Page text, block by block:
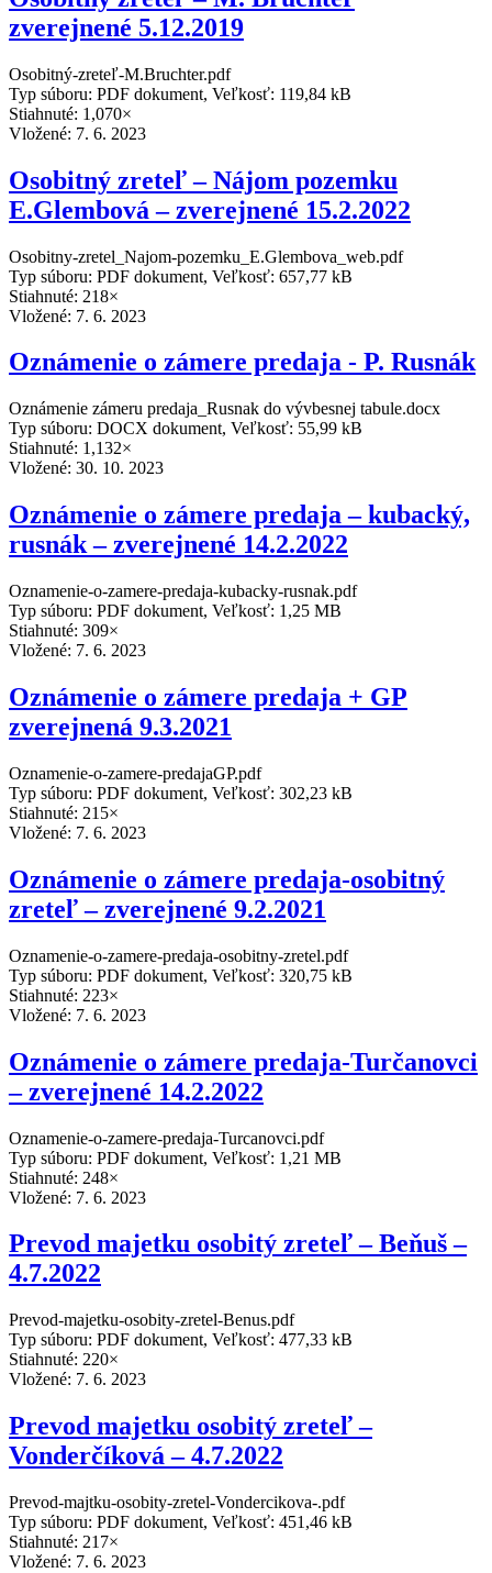
zverejnené 5.12.2019
Osobitný-zreteľ-M.Bruchter.pdf
Typ súboru: PDF dokument, Veľkosť: 119,84 kB
Stiahnuté: 1,070×
Vložené: 7. 6. 2023
Osobitný zreteľ – Nájom pozemku
E.Glembová – zverejnené 15.2.2022
Osobitny-zretel_Najom-pozemku_E.Glembova_web.pdf
Typ súboru: PDF dokument, Veľkosť: 657,77 kB
Stiahnuté: 218×
Vložené: 7. 6. 2023
Oznámenie o zámere predaja - P. Rusnák
Oznámenie zámeru predaja_Rusnak do vývbesnej tabule.docx
Typ súboru: DOCX dokument, Veľkosť: 55,99 kB
Stiahnuté: 1,132×
Vložené: 30. 10. 2023
Oznámenie o zámere predaja – kubacký,
rusnák – zverejnené 14.2.2022
Oznamenie-o-zamere-predaja-kubacky-rusnak.pdf
Typ súboru: PDF dokument, Veľkosť: 1,25 MB
Stiahnuté: 309×
Vložené: 7. 6. 2023
Oznámenie o zámere predaja + GP
zverejnená 9.3.2021
Oznamenie-o-zamere-predajaGP.pdf
Typ súboru: PDF dokument, Veľkosť: 302,23 kB
Stiahnuté: 215×
Vložené: 7. 6. 2023
Oznámenie o zámere predaja-osobitný
zreteľ – zverejnené 9.2.2021
Oznamenie-o-zamere-predaja-osobitny-zretel.pdf
Typ súboru: PDF dokument, Veľkosť: 320,75 kB
Stiahnuté: 223×
Vložené: 7. 6. 2023
Oznámenie o zámere predaja-Turčanovci
– zverejnené 14.2.2022
Oznamenie-o-zamere-predaja-Turcanovci.pdf
Typ súboru: PDF dokument, Veľkosť: 1,21 MB
Stiahnuté: 248×
Vložené: 7. 6. 2023
Prevod majetku osobitý zreteľ – Beňuš –
4.7.2022
Prevod-majetku-osobity-zretel-Benus.pdf
Typ súboru: PDF dokument, Veľkosť: 477,33 kB
Stiahnuté: 220×
Vložené: 7. 6. 2023
Prevod majetku osobitý zreteľ –
Vonderčíková – 4.7.2022
Prevod-majtku-osobity-zretel-Vondercikova-.pdf
Typ súboru: PDF dokument, Veľkosť: 451,46 kB
Stiahnuté: 217×
Vložené: 7. 6. 2023